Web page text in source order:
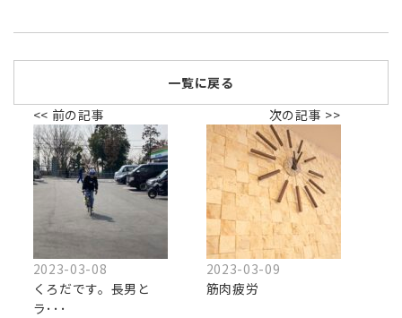
<< 前の記事
2023-03-08
くろだです。長男と
ラ･･･
一覧に戻る
次の記事 >>
2023-03-09
筋肉疲労